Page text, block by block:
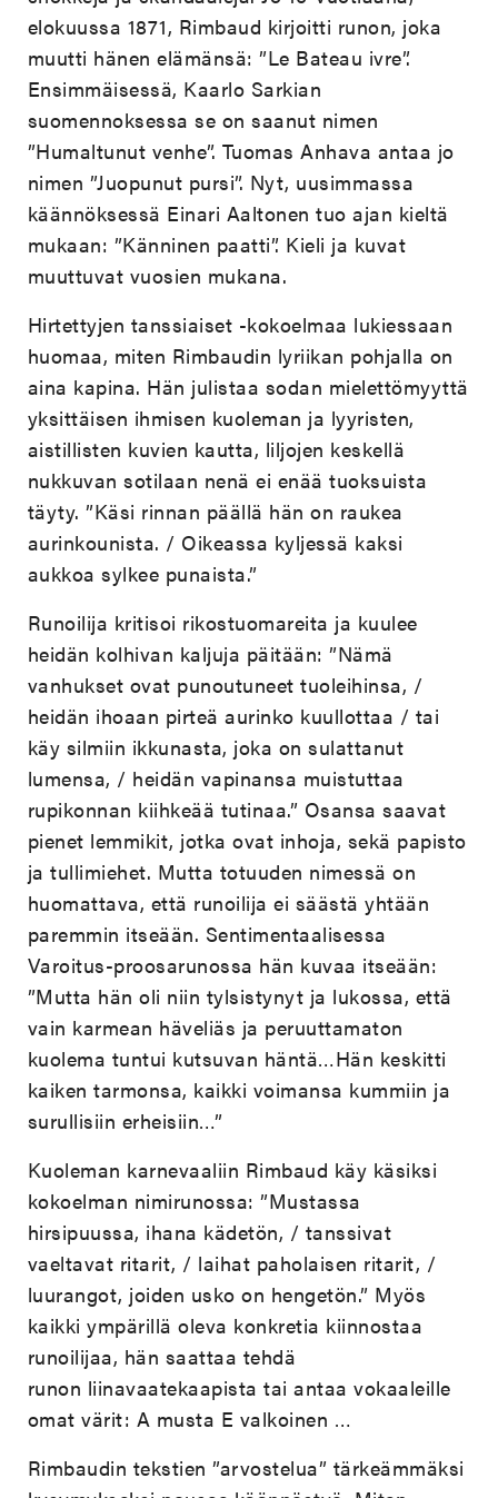
elokuussa 1871, Rimbaud kirjoitti runon, joka
muutti hänen elämänsä: ”Le Bateau ivre”.
Ensimmäisessä, Kaarlo Sarkian
suomennoksessa se on saanut nimen
”Humaltunut venhe”. Tuomas Anhava antaa jo
nimen ”Juopunut pursi”. Nyt, uusimmassa
käännöksessä Einari Aaltonen tuo ajan kieltä
mukaan: ”Känninen paatti”. Kieli ja kuvat
muuttuvat vuosien mukana.
Hirtettyjen tanssiaiset -kokoelmaa lukiessaan
huomaa, miten Rimbaudin lyriikan pohjalla on
aina kapina. Hän julistaa sodan mielettömyyttä
yksittäisen ihmisen kuoleman ja lyyristen,
aistillisten kuvien kautta, liljojen keskellä
nukkuvan sotilaan nenä ei enää tuoksuista
täyty. ”Käsi rinnan päällä hän on raukea
aurinkounista. / Oikeassa kyljessä kaksi
aukkoa sylkee punaista.”
Runoilija kritisoi rikostuomareita ja kuulee
heidän kolhivan kaljuja päitään: ”Nämä
vanhukset ovat punoutuneet tuoleihinsa, /
heidän ihoaan pirteä aurinko kuullottaa / tai
käy silmiin ikkunasta, joka on sulattanut
lumensa, / heidän vapinansa muistuttaa
rupikonnan kiihkeää tutinaa.” Osansa saavat
pienet lemmikit, jotka ovat inhoja, sekä papisto
ja tullimiehet. Mutta totuuden nimessä on
huomattava, että runoilija ei säästä yhtään
paremmin itseään. Sentimentaalisessa
Varoitus-proosarunossa hän kuvaa itseään:
”Mutta hän oli niin tylsistynyt ja lukossa, että
vain karmean häveliäs ja peruuttamaton
kuolema tuntui kutsuvan häntä…Hän keskitti
kaiken tarmonsa, kaikki voimansa kummiin ja
surullisiin erheisiin…”
Kuoleman karnevaaliin Rimbaud käy käsiksi
kokoelman nimirunossa: ”Mustassa
hirsipuussa, ihana kädetön, / tanssivat
vaeltavat ritarit, / laihat paholaisen ritarit, /
luurangot, joiden usko on hengetön.” Myös
kaikki ympärillä oleva konkretia kiinnostaa
runoilijaa, hän saattaa tehdä
runon liinavaatekaapista tai antaa vokaaleille
omat värit: A musta E valkoinen …
Rimbaudin tekstien ”arvostelua” tärkeämmäksi